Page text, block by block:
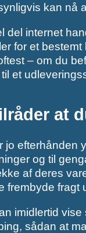
kan nå
del internet
for et
– om du
et
at
jo efterhånden
og til
af deres
frembyde fragt
imidlertid
sådan at